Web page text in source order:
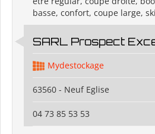
basse, confort, coupe large,
SARL Prospect
Mydestockage
63560 - Neuf Eglise
04 73 85 53 53